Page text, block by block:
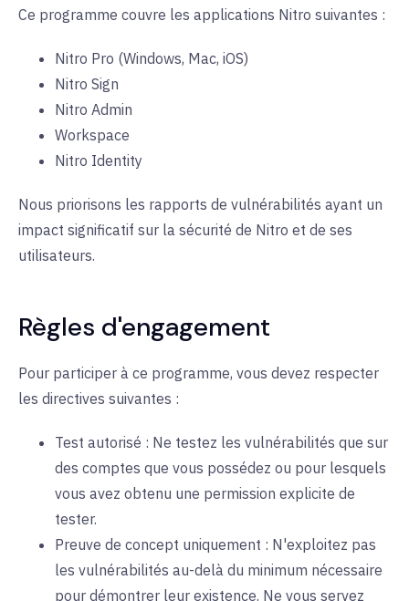
Ce programme couvre les applications Nitro suivantes :
Nitro Pro (Windows, Mac, iOS)
Nitro Sign
Nitro Admin
Workspace
Nitro Identity
Nous priorisons les rapports de vulnérabilités ayant un
impact significatif sur la sécurité de Nitro et de ses
utilisateurs.
Règles d'engagement
Pour participer à ce programme, vous devez respecter
les directives suivantes :
Test autorisé : Ne testez les vulnérabilités que sur
des comptes que vous possédez ou pour lesquels
vous avez obtenu une permission explicite de
tester.
Preuve de concept uniquement : N'exploitez pas
les vulnérabilités au-delà du minimum nécessaire
pour démontrer leur existence. Ne vous servez